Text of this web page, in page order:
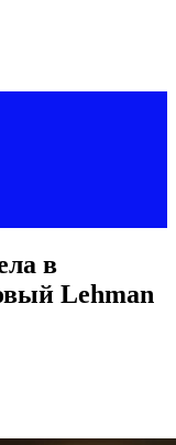
в
Lehman